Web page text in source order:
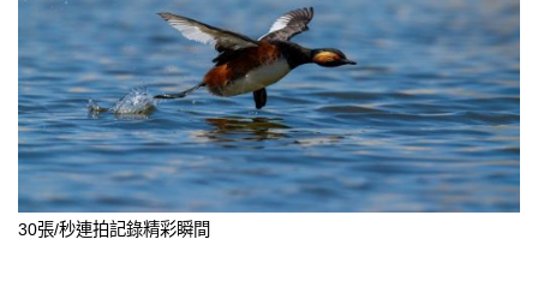
30張/秒連拍記錄精彩瞬間